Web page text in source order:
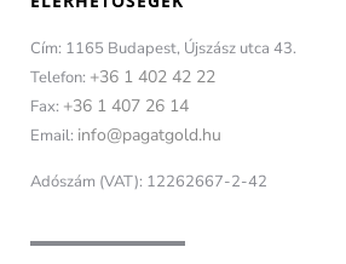
Cím: 1165 Budapest, Újszász utca 43.
Telefon: +36 1 402 42 22
Fax: +36 1 407 26 14
Email: info@pagatgold.hu
Adószám (VAT): 12262667-2-42